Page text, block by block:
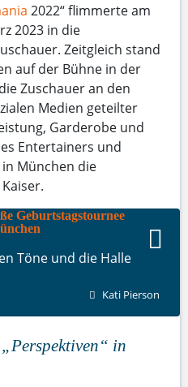
2022“ flimmerte am
2023 in die
Zeitgleich stand
auf der Bühne in der
Zuschauer an den
Medien geteilter
Garderobe und
Entertainers und
München die
Töne und die Halle
Kati Pierson
in